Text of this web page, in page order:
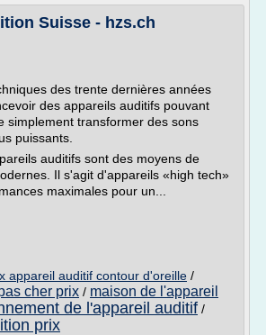
Suisse - hzs.ch
des trente dernières années
des appareils auditifs pouvant
simplement transformer des sons
puissants.
auditifs sont des moyens de
Il s'agit d'appareils «high tech»
maximales pour un...
appareil auditif contour d'oreille /
cher prix / maison de l'appareil
de l'appareil auditif /
prix